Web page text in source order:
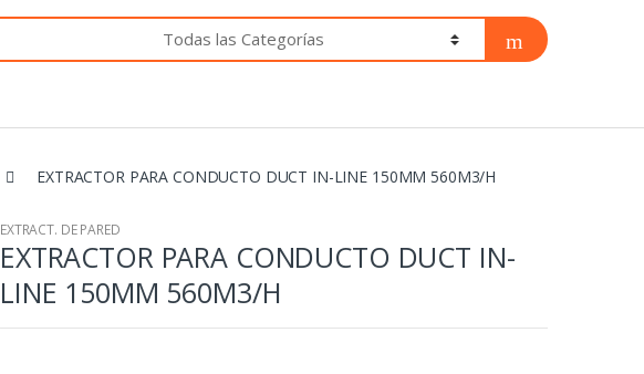
EXTRACTOR PARA CONDUCTO DUCT IN-LINE 150MM 560M3/H
EXTRACT. DE PARED
EXTRACTOR PARA CONDUCTO DUCT IN-
LINE 150MM 560M3/H